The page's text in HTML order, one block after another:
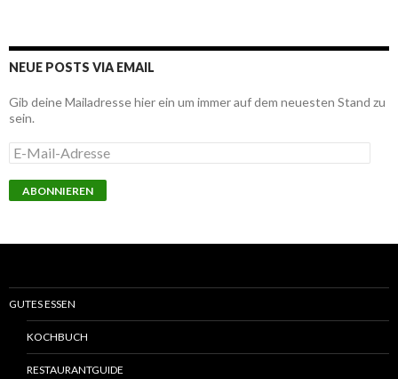
NEUE POSTS VIA EMAIL
Gib deine Mailadresse hier ein um immer auf dem neuesten Stand zu
sein.
E-
Mail-
Adresse
ABONNIEREN
GUTES ESSEN
KOCHBUCH
RESTAURANTGUIDE